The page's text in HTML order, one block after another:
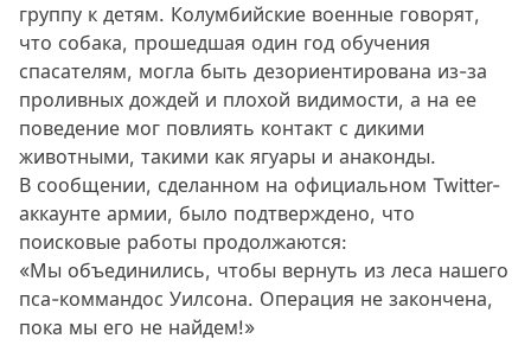
группу к детям. Колумбийские военные говорят,
что собака, прошедшая один год обучения
спасателям, могла быть дезориентирована из-за
проливных дождей и плохой видимости, а на ее
поведение мог повлиять контакт с дикими
животными, такими как ягуары и анаконды.
В сообщении, сделанном на официальном Twitter-
аккаунте армии, было подтверждено, что
поисковые работы продолжаются:
«Мы объединились, чтобы вернуть из леса нашего
пса-коммандос Уилсона. Операция не закончена,
пока мы его не найдем!»